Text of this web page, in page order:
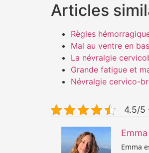
Articles
Règles
Mal au ventre en
La névralgie
Grande fatigue et
Névralgie cervico-
4.5/5
Emma